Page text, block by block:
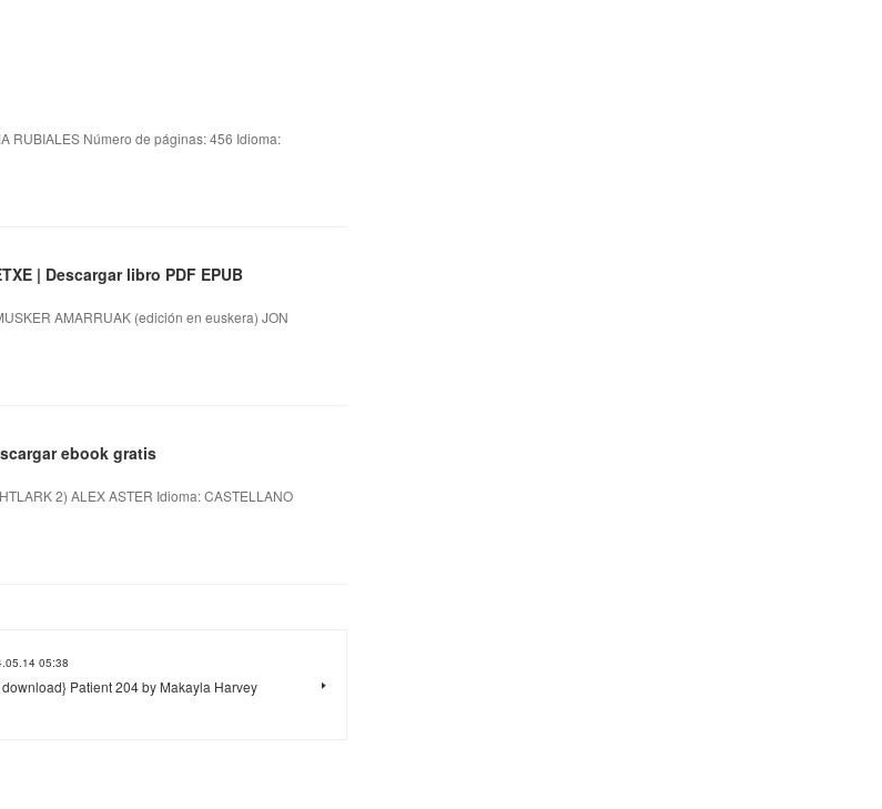
RUBIALES Número de páginas: 456 Idioma:
| Descargar libro PDF EPUB
AMARRUAK (edición en euskera) JON
ebook gratis
2) ALEX ASTER Idioma: CASTELLANO
05:38
Patient 204 by Makayla Harvey